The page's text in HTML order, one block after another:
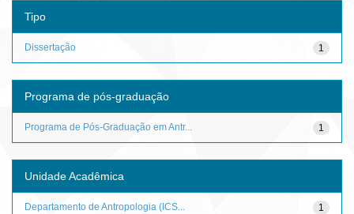
Tipo
1
Dissertação
Programa de pós-graduação
1
Programa de Pós-Graduação em Antr...
Unidade Acadêmica
1
Departamento de Antropologia (ICS...